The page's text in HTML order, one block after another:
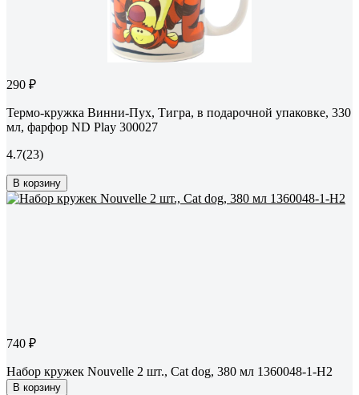
290 ₽
Термо-кружка Винни-Пух, Тигра, в подарочной упаковке, 330
мл, фарфор ND Play 300027
4.7(23)
В корзину
740 ₽
Набор кружек Nouvelle 2 шт., Сat dog, 380 мл 1360048-1-Н2
В корзину